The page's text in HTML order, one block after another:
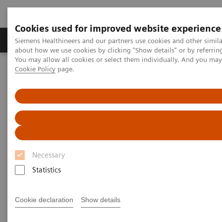
Cookies used for improved website experience
Siemens Healthineers and our partners use cookies and other
about how we use cookies by clicking "Show details" or by
You may allow all cookies or select them individually. And you
Cookie Policy page.
Necessary
Statistics
Cookie declaration Show details
Produtos e serviços Especialidades Clínicas e
Siemens Healthineers Brasil
Arcos cirúrgicos